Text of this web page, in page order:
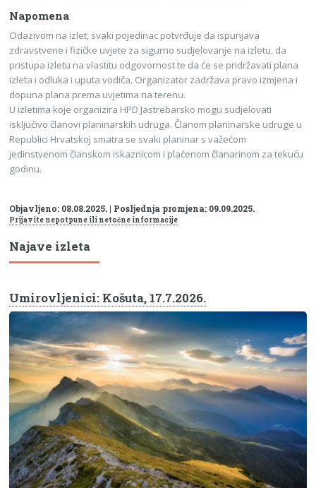
Napomena
Odazivom na izlet, svaki pojedinac potvrđuje da ispunjava
zdravstvene i fizičke uvjete za sigurno sudjelovanje na izletu, da
pristupa izletu na vlastitu odgovornost te da će se pridržavati plana
izleta i odluka i uputa vodiča. Organizator zadržava pravo izmjena i
dopuna plana prema uvjetima na terenu.
U izletima koje organizira HPD Jastrebarsko mogu sudjelovati
isključivo članovi planinarskih udruga. Članom planinarske udruge u
Republici Hrvatskoj smatra se svaki planinar s važećom
jedinstvenom članskom iskaznicom i plaćenom članarinom za tekuću
godinu.
Objavljeno: 08.08.2025. | Posljednja promjena: 09.09.2025.
Prijavite nepotpune ili netočne informacije
Najave izleta
Umirovljenici: Košuta, 17.7.2026.